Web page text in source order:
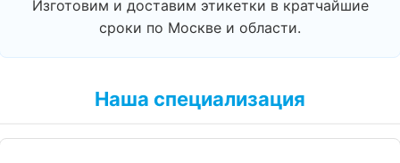
Изготовим и доставим этикетки в кратчайшие
сроки по Москве и области.
Наша специализация